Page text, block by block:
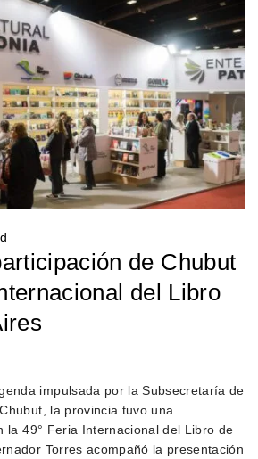
de Chubut
del Libro
impulsada por la Subsecretaría de
la provincia tuvo una
la 49° Feria Internacional del Libro de
Torres acompañó la presentación